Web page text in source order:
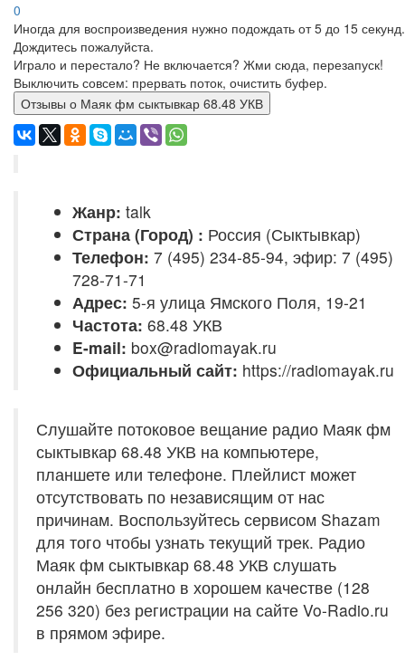
0
Иногда для воспроизведения нужно подождать от 5 до 15 секунд.
Дождитесь пожалуйста.
Играло и перестало? Не включается? Жми сюда, перезапуск!
Выключить совсем: прервать поток, очистить буфер.
Отзывы о Маяк фм сыктывкар 68.48 УКВ
Жанр: talk
Страна (Город) : Россия (Сыктывкар)
Телефон: 7 (495) 234-85-94, эфир: 7 (495)
728-71-71
Адрес: 5-я улица Ямского Поля, 19-21
Частота: 68.48 УКВ
E-mail: box@radiomayak.ru
Официальный сайт: https://radiomayak.ru
Слушайте потоковое вещание радио Маяк фм
сыктывкар 68.48 УКВ на компьютере,
планшете или телефоне. Плейлист может
отсутствовать по независящим от нас
причинам. Воспользуйтесь сервисом Shazam
для того чтобы узнать текущий трек. Радио
Маяк фм сыктывкар 68.48 УКВ слушать
онлайн бесплатно в хорошем качестве (128
256 320) без регистрации на сайте Vo-Radio.ru
в прямом эфире.